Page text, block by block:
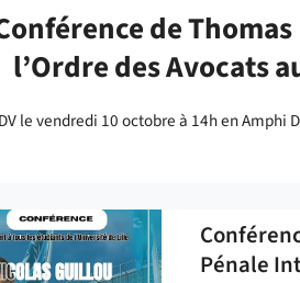
de
l’Ordre des Avocats
le vendredi 10 octobre à 14h en Amphi D
Pénale